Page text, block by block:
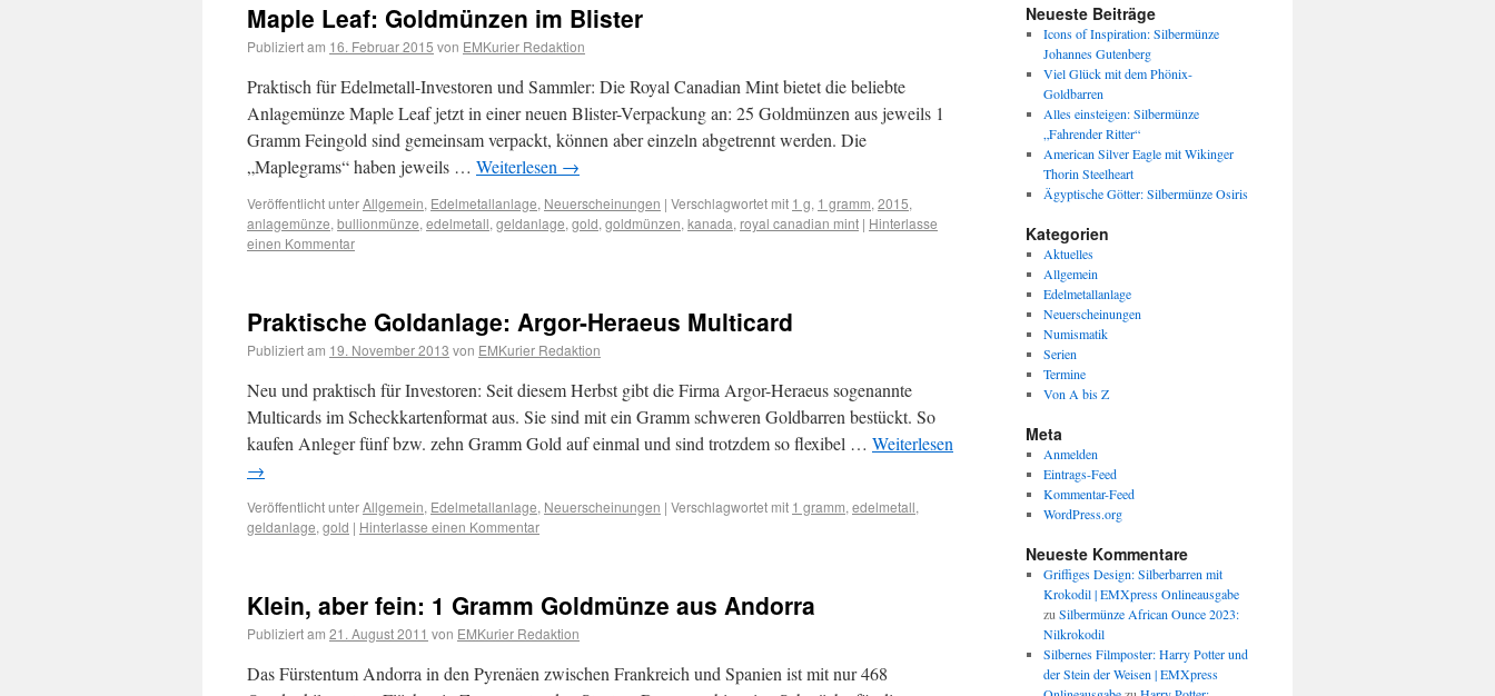
Maple Leaf: Goldmünzen im Blister
Publiziert am 16. Februar 2015 von EMKurier Redaktion
Praktisch für Edelmetall-Investoren und Sammler: Die Royal Canadian Mint bietet die beliebte
Anlagemünze Maple Leaf jetzt in einer neuen Blister-Verpackung an: 25 Goldmünzen aus jeweils 1
Gramm Feingold sind gemeinsam verpackt, können aber einzeln abgetrennt werden. Die
„Maplegrams“ haben jeweils … Weiterlesen →
Veröffentlicht unterAllgemein, Edelmetallanlage, Neuerscheinungen | Verschlagwortet mit 1 g, 1 gramm, 2015,
anlagemünze, bullionmünze, edelmetall, geldanlage, gold, goldmünzen, kanada, royal canadian mint | Hinterlasse
einen Kommentar
Praktische Goldanlage: Argor-Heraeus Multicard
Publiziert am 19. November 2013 von EMKurier Redaktion
Neu und praktisch für Investoren: Seit diesem Herbst gibt die Firma Argor-Heraeus sogenannte
Multicards im Scheckkartenformat aus. Sie sind mit ein Gramm schweren Goldbarren bestückt. So
kaufen Anleger fünf bzw. zehn Gramm Gold auf einmal und sind trotzdem so flexibel … Weiterlesen
→
Veröffentlicht unterAllgemein, Edelmetallanlage, Neuerscheinungen | Verschlagwortet mit 1 gramm, edelmetall,
geldanlage, gold | Hinterlasse einen Kommentar
Klein, aber fein: 1 Gramm Goldmünze aus Andorra
Publiziert am 21. August 2011 von EMKurier Redaktion
Das Fürstentum Andorra in den Pyrenäen zwischen Frankreich und Spanien ist mit nur 468
Neueste Beiträge
Icons of Inspiration: Silbermünze
Johannes Gutenberg
Viel Glück mit dem Phönix-
Goldbarren
Alles einsteigen: Silbermünze
„Fahrender Ritter“
American Silver Eagle mit Wikinger
Thorin Steelheart
Ägyptische Götter: Silbermünze Osiris
Kategorien
Aktuelles
Allgemein
Edelmetallanlage
Neuerscheinungen
Numismatik
Serien
Termine
Von A bis Z
Meta
Anmelden
Eintrags-Feed
Kommentar-Feed
WordPress.org
Neueste Kommentare
Griffiges Design: Silberbarren mit
Krokodil | EMXpress Onlineausgabe
zu Silbermünze African Ounce 2023:
Nilkrokodil
Silbernes Filmposter: Harry Potter und
der Stein der Weisen | EMXpress